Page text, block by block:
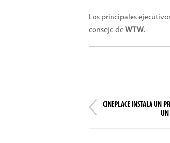
Los principales
consejo deWTW.
CINEPLACE INSTALA UN
UN